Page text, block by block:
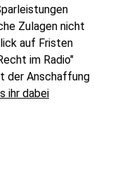
Zulagen nicht
auf Fristen
im Radio"
der Anschaffung
ihr dabei